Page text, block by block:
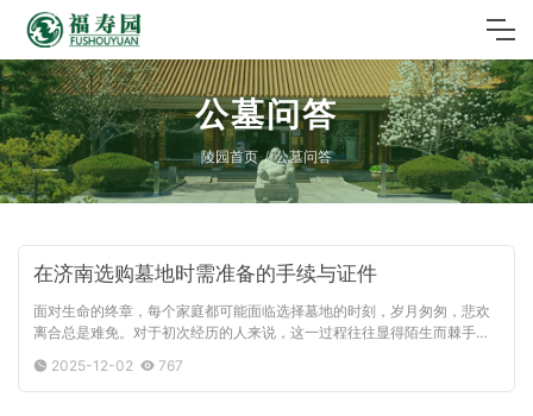
公墓问答
陵园首页 公墓问答
在济南选购墓地时需准备的手续与证件
面对生命的终章，每个家庭都可能面临选择墓地的时刻，岁月匆匆，悲欢
离合总是难免。对于初次经历的人来说，这一过程往往显得陌生而棘手，
在济南选...
2025-12-02 767